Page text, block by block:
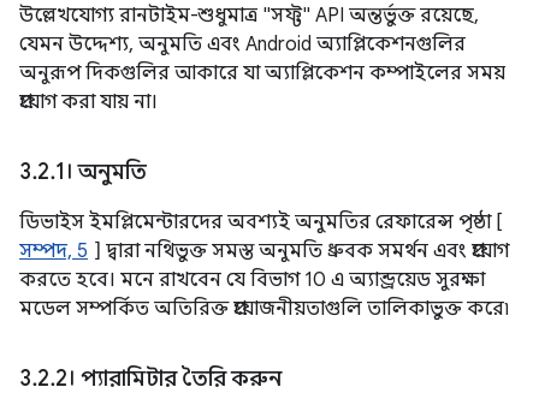
উল্লেখযোগ্য রানটাইম-শুধুমাত্র "সফ্ট" API অন্তর্ভুক্ত রয়েছে,
যেমন উদ্দেশ্য, অনুমতি এবং Android অ্যাপ্লিকেশনগুলির
অনুরূপ দিকগুলির আকারে যা অ্যাপ্লিকেশন কম্পাইলের সময়
প্রয়োগ করা যায় না।
3.2.1। অনুমতি
ডিভাইস ইমপ্লিমেন্টারদের অবশ্যই অনুমতির রেফারেন্স পৃষ্ঠা [
সম্পদ, 5 ] দ্বারা নথিভুক্ত সমস্ত অনুমতি ধ্রুবক সমর্থন এবং প্রয়োগ
করতে হবে। মনে রাখবেন যে বিভাগ 10 এ অ্যান্ড্রয়েড সুরক্ষা
মডেল সম্পর্কিত অতিরিক্ত প্রয়োজনীয়তাগুলি তালিকাভুক্ত করে৷
3.2.2। প্যারামিটার তৈরি করুন